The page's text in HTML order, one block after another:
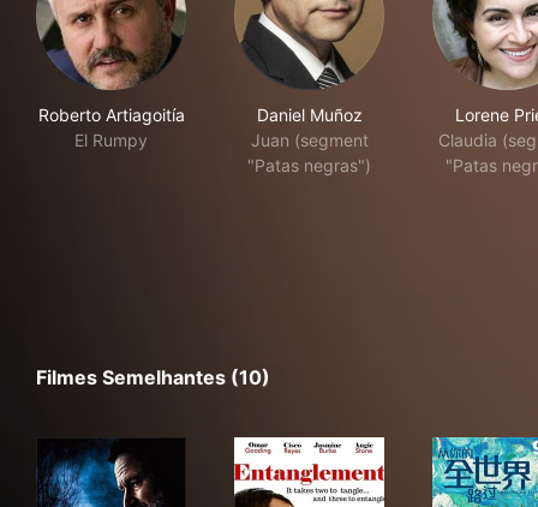
Roberto Artiagoitía
El Rumpy
Daniel Muñoz
Juan (segment
"Patas negras")
Lorene
Claudia
"Patas
Filmes Semelhantes (10)